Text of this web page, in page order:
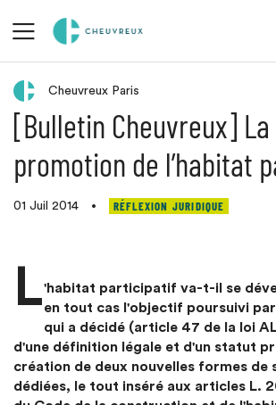
Retour aux actualités
Cheuvreux Paris
[Bulletin Cheuvreux] La
promotion de l’habitat
01 Juil 2014 • RÉFLEXION JURIDIQUE
L'habitat participatif va-t-il se
en tout cas l'objectif poursuivi
qui a décidé (article 47 de la loi
d'une définition légale et d'un statut
création de deux nouvelles formes de
dédiées, le tout inséré aux articles L.